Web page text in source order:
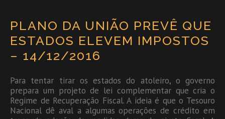
PLANO DA UNIÃO PREVÊ QUE
ESTADOS ELEVEM IMPOSTOS
– 14/12/2016
Para tentar tirar os estados do atoleiro, o governo
prepara um projeto de lei complementar que cria o
Regime de Recuperação Fiscal. A ideia é que o Tesouro
Nacional dê aval a algumas operações de crédito em